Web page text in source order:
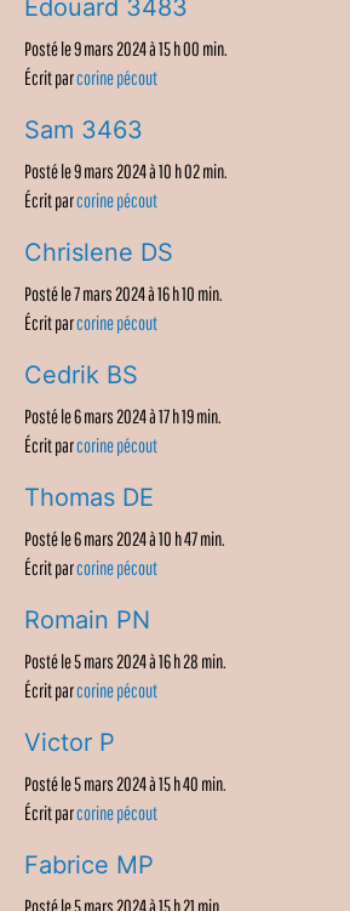
Edouard 3483
Posté le 9 mars 2024 à 15 h 00 min.
Écrit parcorine pécout
Sam 3463
Posté le 9 mars 2024 à 10 h 02 min.
Écrit parcorine pécout
Chrislene DS
Posté le 7 mars 2024 à 16 h 10 min.
Écrit parcorine pécout
Cedrik BS
Posté le 6 mars 2024 à 17 h 19 min.
Écrit parcorine pécout
Thomas DE
Posté le 6 mars 2024 à 10 h 47 min.
Écrit parcorine pécout
Romain PN
Posté le 5 mars 2024 à 16 h 28 min.
Écrit parcorine pécout
Victor P
Posté le 5 mars 2024 à 15 h 40 min.
Écrit parcorine pécout
Fabrice MP
Posté le 5 mars 2024 à 15 h 21 min.